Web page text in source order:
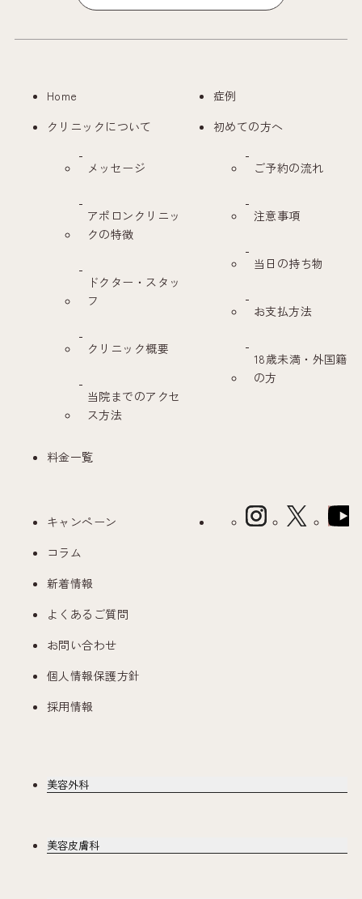
Home
クリニックについて
メッセージ
アポロンクリニッ
クの特徴
ドクター・スタッ
フ
クリニック概要
当院までのアクセ
ス方法
料金一覧
症例
初めての方へ
ご予約の流れ
注意事項
当日の持ち物
お支払方法
18歳未満・外国籍
の方
キャンペーン
コラム
新着情報
よくあるご質問
お問い合わせ
個人情報保護方針
採用情報
美容外科
美容皮膚科